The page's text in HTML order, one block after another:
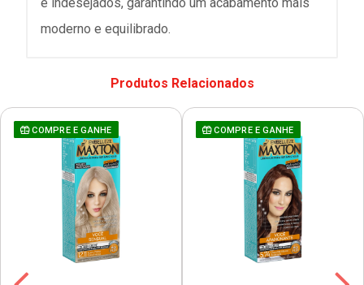
moderno e equilibrado.
Produtos Relacionados
COMPRE E GANHE COMPRE E GANHE